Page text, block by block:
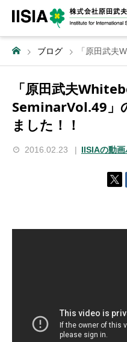
ブログ 「原田武夫
「原田武夫
SeminarVol.49」
ました！！
2016.02.23 IISIAの動